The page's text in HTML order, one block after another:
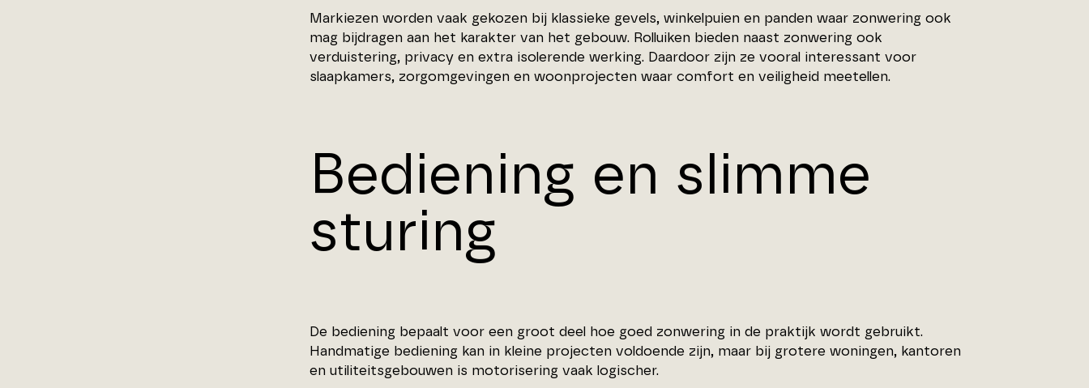
Markiezen worden vaak gekozen bij klassieke gevels, winkelpuien en panden waar zonwering ook
mag bijdragen aan het karakter van het gebouw. Rolluiken bieden naast zonwering ook
verduistering, privacy en extra isolerende werking. Daardoor zijn ze vooral interessant voor
slaapkamers, zorgomgevingen en woonprojecten waar comfort en veiligheid meetellen.
Bediening en slimme
sturing
De bediening bepaalt voor een groot deel hoe goed zonwering in de praktijk wordt gebruikt.
Handmatige bediening kan in kleine projecten voldoende zijn, maar bij grotere woningen, kantoren
en utiliteitsgebouwen is motorisering vaak logischer.